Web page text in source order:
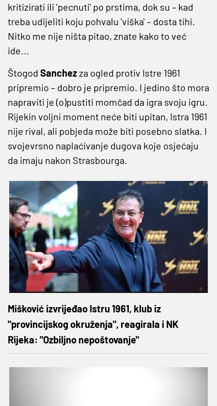
kritizirati ili 'pecnuti' po prstima, dok su – kad
treba udijeliti koju pohvalu 'viška' – dosta tihi.
Nitko me nije ništa pitao, znate kako to već
ide...
Štogod Sanchezza ogled protiv Istre 1961
pripremio – dobro je pripremio. I jedino što mora
napraviti je (o)pustiti momčad da igra svoju igru.
Rijekin voljni moment neće biti upitan, Istra 1961
nije rival, ali pobjeda može biti posebno slatka. I
svojevrsno naplaćivanje dugova koje osjećaju
da imaju nakon Strasbourga.
Mišković izvrijeđao Istru 1961, klub iz
"provincijskog okruženja", reagirala i NK
Rijeka: "Ozbiljno nepoštovanje"